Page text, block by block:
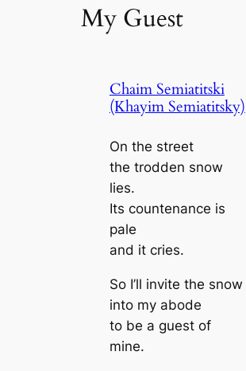
My Guest
Chaim Semiatitski
(Khayim Semiatitsky)
On the street
the trodden snow
lies.
Its countenance is
pale
and it cries.
So I’ll invite the snow
into my abode
to be a guest of
mine.